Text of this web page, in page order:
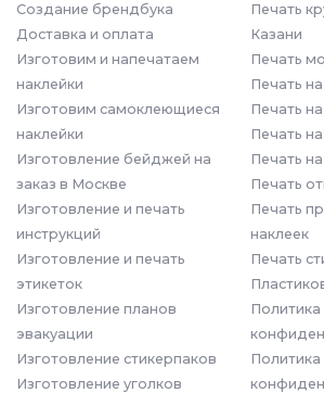
Создание брендбука
Доставка и оплата
Изготовим и напечатаем
наклейки
Изготовим самоклеющиеся
наклейки
Изготовление бейджей на
заказ в Москве
Изготовление и печать
инструкций
Изготовление и печать
этикеток
Изготовление планов
эвакуации
Изготовление стикерпаков
Изготовление уголков
Печать
Казани
Печать
Печать
Печать
Печать
Печать
Печать
Печать
наклеек
Печать
Политика
Политика